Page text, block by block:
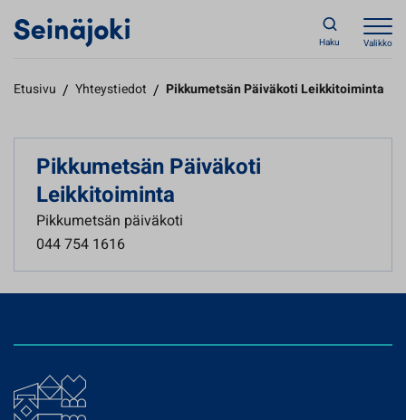
Haku Valikko
Etusivu / Yhteystiedot / Pikkumetsän Päiväkoti Leikkitoiminta
Pikkumetsän Päiväkoti
Leikkitoiminta
Pikkumetsän päiväkoti
044 754 1616